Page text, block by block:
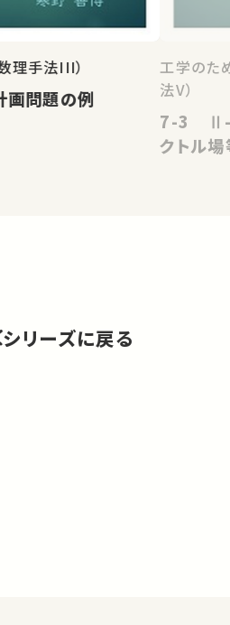
理手法III）
問題の例
工学のた
法V）
7-3 Ⅱ-
クトル
シリーズに戻る